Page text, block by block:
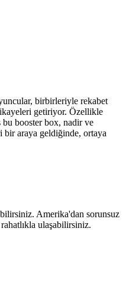
birbirleriyle rekabet
getiriyor. Özellikle
booster box, nadir ve
bir araya geldiğinde, ortaya
Amerika'dan sorunsuz
ulaşabilirsiniz.